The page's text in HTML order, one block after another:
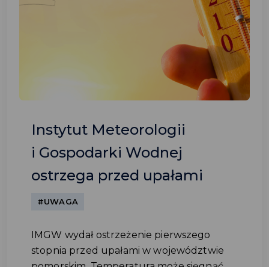
Instytut Meteorologii
i Gospodarki Wodnej
ostrzega przed upałami
#UWAGA
IMGW wydał ostrzeżenie pierwszego
stopnia przed upałami w województwie